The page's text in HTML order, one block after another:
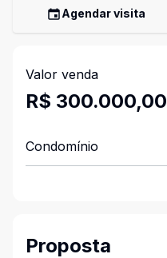
Agendar visita
Valor venda
R$ 300.000,00
Condomínio
Proposta